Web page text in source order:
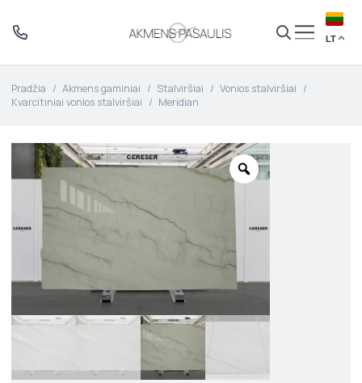
LT
Pradžia / Akmens gaminiai / Stalviršiai / Vonios stalviršiai /
Kvarcitiniai vonios stalviršiai / Meridian